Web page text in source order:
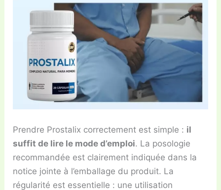
Prendre Prostalix correctement est simple : il
suffit de lire le mode d’emploi. La posologie
recommandée est clairement indiquée dans la
notice jointe à l’emballage du produit. La
régularité est essentielle : une utilisation